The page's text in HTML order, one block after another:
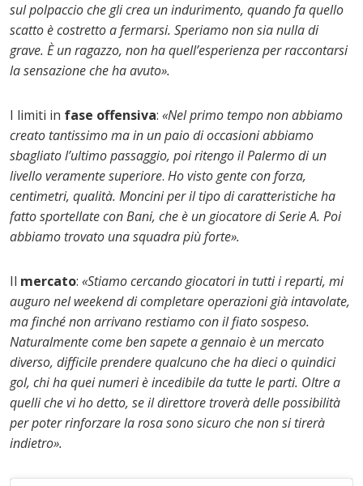
sul polpaccio che gli crea un indurimento, quando fa quello
scatto è costretto a fermarsi. Speriamo non sia nulla di
grave. È un ragazzo, non ha quell’esperienza per raccontarsi
la sensazione che ha avuto».
I limiti in fase offensiva: «Nel primo tempo non abbiamo
creato tantissimo ma in un paio di occasioni abbiamo
sbagliato l’ultimo passaggio, poi ritengo il Palermo di un
livello veramente superiore. Ho visto gente con forza,
centimetri, qualità. Moncini per il tipo di caratteristiche ha
fatto sportellate con Bani, che è un giocatore di Serie A. Poi
abbiamo trovato una squadra più forte».
Il mercato: «Stiamo cercando giocatori in tutti i reparti, mi
auguro nel weekend di completare operazioni già intavolate,
ma finché non arrivano restiamo con il fiato sospeso.
Naturalmente come ben sapete a gennaio è un mercato
diverso, difficile prendere qualcuno che ha dieci o quindici
gol, chi ha quei numeri è incedibile da tutte le parti. Oltre a
quelli che vi ho detto, se il direttore troverà delle possibilità
per poter rinforzare la rosa sono sicuro che non si tirerà
indietro».